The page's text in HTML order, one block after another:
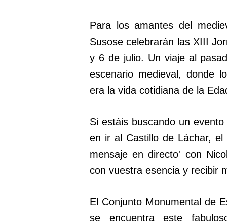
Para los amantes del
Susose celebrarán las XIII
y 6 de julio. Un viaje al
escenario medieval, donde
era la vida cotidiana de la
Si estáis buscando un
en ir al Castillo de Láchar,
mensaje en directo' con
con vuestra esencia y recibir
El Conjunto Monumental de
se encuentra este